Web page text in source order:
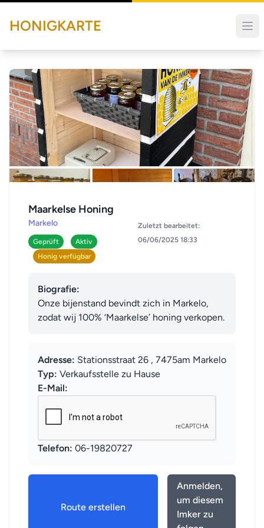
HONIGKARTE
Maarkelse Honing
Markelo
Geprüft
Aktiv
Honig verfügbar
Zuletzt bearbeitet:
06/06/2025 18:33
Biografie:
Onze bijenstand bevindt zich in Markelo,
zodat wij 100% ‘Maarkelse’ honing verkopen.
Adresse: Stationsstraat 26 , 7475am Markelo
Typ: Verkaufsstelle zu Hause
E-Mail:
Telefon: 06-19820727
Route erstellen
Anmelden,
um diesem
Imker zu